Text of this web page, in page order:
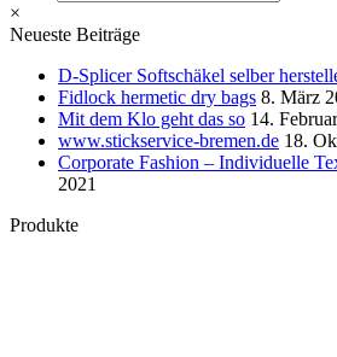
×
Neueste Beiträge
D-Splicer Softschäkel selber
Fidlock hermetic dry bags 8. März
Mit dem Klo geht das so 14.
www.stickservice-bremen.de 18.
Corporate Fashion – Individuelle
2021
Produkte